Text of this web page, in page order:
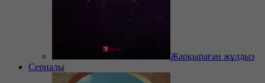
Жарқыраған жұлдыз
Сериалы